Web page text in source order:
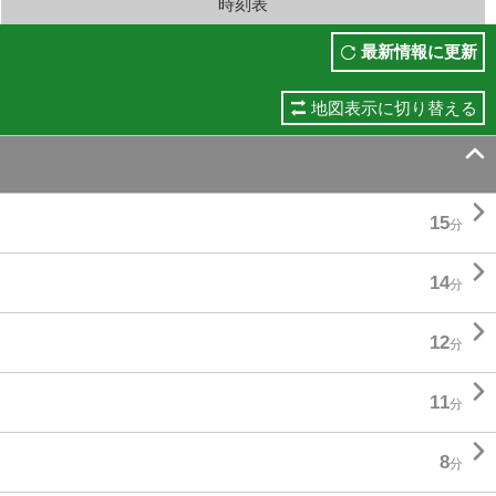
時刻表
最新情報に更新
地図表示に切り替える

15分 
14分 
12分 
11分 
8分 